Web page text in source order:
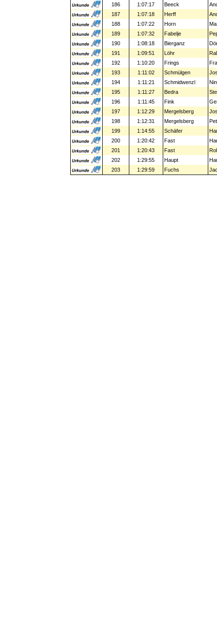
186
1:07:17 Beeck
187
1:07:18 Herff
188
1:07:22 Horn
189
1:07:32 Fabelje
190
1:08:18 Bierganz
191
1:09:51 Löhr
192
1:10:20 Frings
193
1:11:02 Schmülgen
194
1:11:21 Schmidwenzl
195
1:11:27 Bedra
196
1:11:45 Fink
197
1:12:29 Mergelsberg
198
1:12:31 Mergelsberg
199
1:14:55 Schäfer
200
1:20:42 Fast
201
1:20:43 Fast
202
1:29:55 Haupt
203
1:29:59 Fuchs